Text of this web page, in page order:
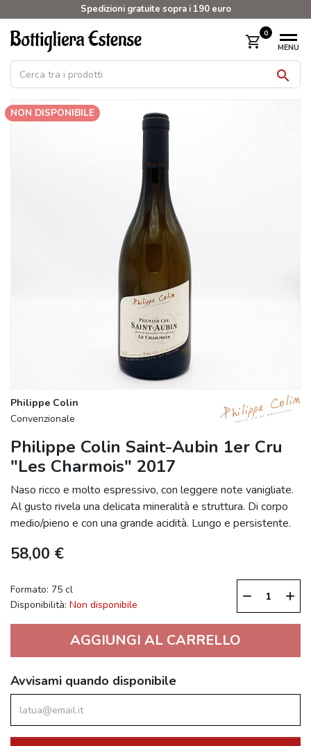
Spedizioni gratuite sopra i 190 euro
shopping_cart 0
MENU

NON DISPONIBILE
Philippe Colin
Convenzionale
Philippe Colin Saint-Aubin 1er Cru
"Les Charmois" 2017
Naso ricco e molto espressivo, con leggere note vanigliate.
Al gusto rivela una delicata mineralità e struttura. Di corpo
medio/pieno e con una grande acidità. Lungo e persistente.
58,00 €
Formato: 75 cl
Disponibilità: Non disponibile
remove add
AGGIUNGI AL CARRELLO
Avvisami quando disponibile